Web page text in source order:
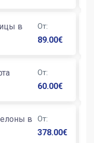
в
От:
89.00€
От:
60.00€
в
От:
378.00€